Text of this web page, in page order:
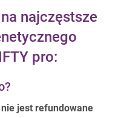
najczęstsze
pro:
nie jest refundowane